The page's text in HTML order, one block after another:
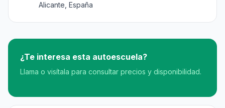
Alicante, España
¿Te interesa esta autoescuela?
Llama o visítala para consultar precios y disponibilidad.